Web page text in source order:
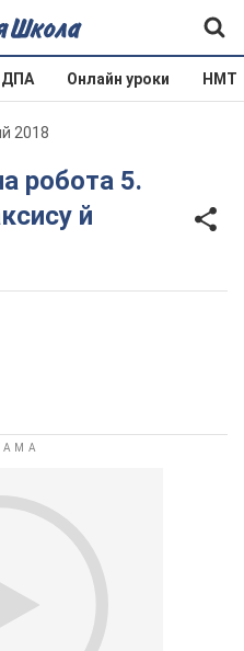
ДПА Онлайн уроки НМТ
2018
й